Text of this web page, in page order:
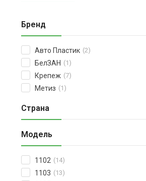
Бренд
Авто Пластик (2)
БелЗАН (1)
Крепеж (7)
Метиз (1)
Страна
Модель
1102 (14)
1103 (13)